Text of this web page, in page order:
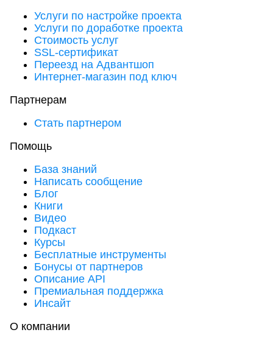
Услуги по настройке проекта
Услуги по доработке проекта
Стоимость услуг
SSL-сертификат
Переезд на Адвантшоп
Интернет-магазин под ключ
Партнерам
Стать партнером
Помощь
База знаний
Написать сообщение
Блог
Книги
Видео
Подкаст
Курсы
Бесплатные инструменты
Бонусы от партнеров
Описание API
Премиальная поддержка
Инсайт
О компании